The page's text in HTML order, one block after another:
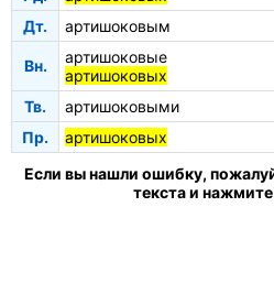
Дт.
артишоковым
Вн.
артишоковые
артишоковых
Тв.
артишоковыми
Пр.
артишоковых
Если вы нашли ошибку,
текста и